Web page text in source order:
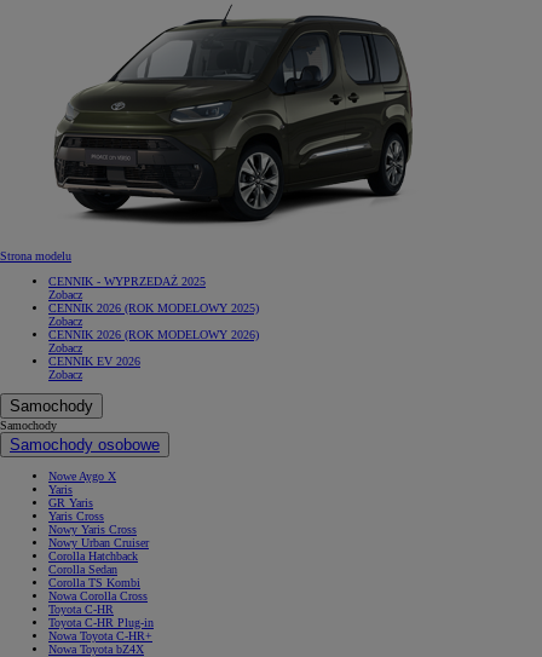
Strona modelu
CENNIK - WYPRZEDAŻ 2025
Zobacz
CENNIK 2026 (ROK MODELOWY 2025)
Zobacz
CENNIK 2026 (ROK MODELOWY 2026)
Zobacz
CENNIK EV 2026
Zobacz
Samochody
Samochody
Samochody osobowe
Nowe Aygo X
Yaris
GR Yaris
Yaris Cross
Nowy Yaris Cross
Nowy Urban Cruiser
Corolla Hatchback
Corolla Sedan
Corolla TS Kombi
Nowa Corolla Cross
Toyota C-HR
Toyota C-HR Plug-in
Nowa Toyota C-HR+
Nowa Toyota bZ4X